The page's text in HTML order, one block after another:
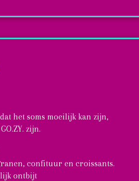
het soms moeilijk kan zijn,
zijn.
confituur en croissants.
ontbijt